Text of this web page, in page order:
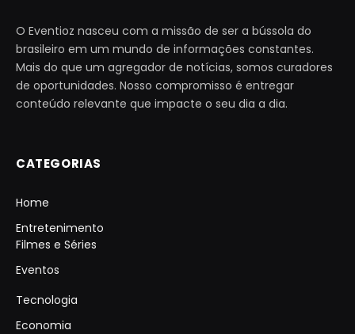
O Eventioz nasceu com a missão de ser a bússola do
brasileiro em um mundo de informações constantes.
Mais do que um agregador de notícias, somos curadores
de oportunidades. Nosso compromisso é entregar
conteúdo relevante que impacte o seu dia a dia.
CATEGORIAS
Home
Entretenimento
Filmes e Séries
Eventos
Tecnologia
Economia